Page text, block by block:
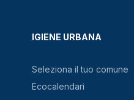
IGIENE URBANA
Seleziona il tuo comune
Ecocalendari